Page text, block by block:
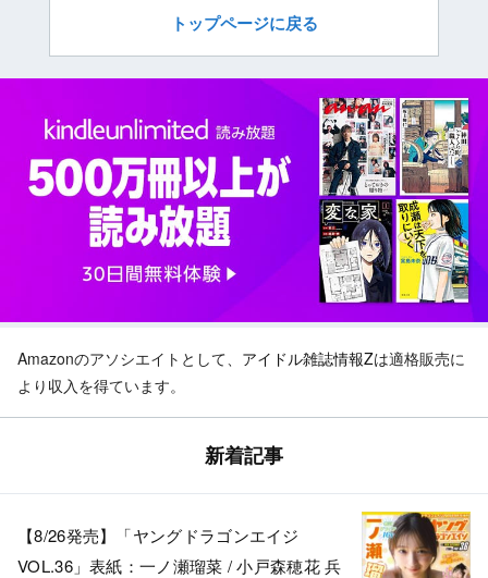
トップページに戻る
Amazonのアソシエイトとして、 アイドル雑誌情報Zは適格販売に
より収入を得ています。
新着記事
【8/26発売】「ヤングドラゴンエイジ
VOL.36」表紙：一ノ瀬瑠菜 / 小戸森穂花 兵